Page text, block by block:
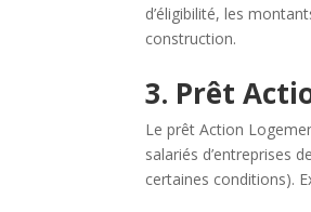
d’éligibilité, les
construction.
3. Prêt
Le prêt Action
salariés d’entreprises
certaines conditions).